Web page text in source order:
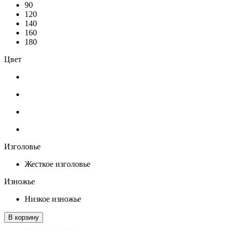
90
120
140
160
180
Цвет
Изголовье
Жесткое изголовье
Изножье
Низкое изножье
В корзину